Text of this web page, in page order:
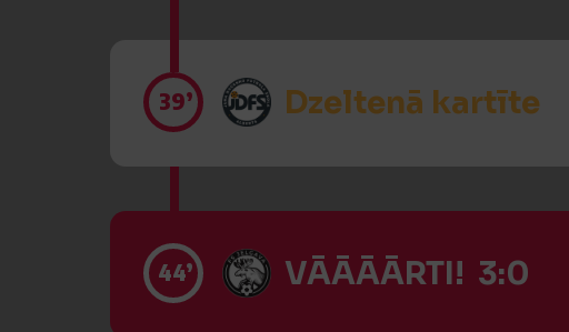
39’ Dzeltenā kartīte
44’ VĀĀĀĀRTI! 3:0